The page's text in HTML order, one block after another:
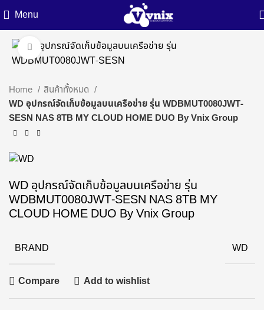
Menu
Click to enlarge
Home
สินค้าทั้งหมด
WD อุปกรณ์จัดเก็บข้อมูลบนเครือข่าย รุ่น WDBMUT0080JWT-
SESN NAS 8TB MY CLOUD HOME DUO By Vnix Group
WD อุปกรณ์จัดเก็บข้อมูลบนเครือข่าย รุ่น
WDBMUT0080JWT-SESN NAS 8TB MY
CLOUD HOME DUO By Vnix Group
BRAND WD
Compare Add to wishlist